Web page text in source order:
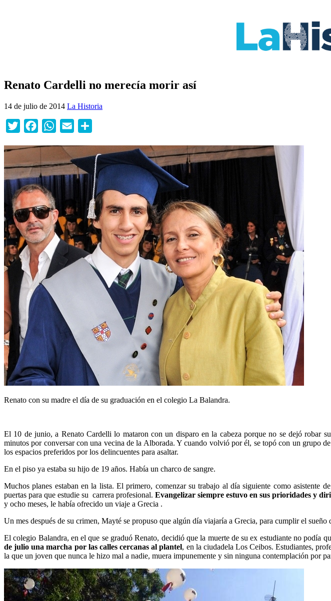
Renato Cardelli no merecía morir así
14 de julio de 2014 La Historia
Twitter FacebookWhatsApp
Email
Renato con su madre el día de su graduación en el colegio La Balandra.
El 10 de junio, a Renato Cardelli lo mataron con un disparo en la cabeza porque no se dejó robar
minutos por conversar con una vecina de la Alborada. Y cuando volvió por él, se topó con un grupo
los espacios preferidos por los delincuentes para asaltar.
En el piso ya estaba su hijo de 19 años. Había un charco de sangre.
Muchos planes estaban en la lista. El primero, comenzar su trabajo al día siguiente como asistente
puertas para que estudie su carrera profesional. Evangelizar siempre estuvo en sus prioridades y
y ocho meses, le había ofrecido un viaje a Grecia .
Un mes después de su crimen, Mayté se propuso que algún día viajaría a Grecia, para cumplir el sueño
El colegio Balandra, en el que se graduó Renato, decidió que la muerte de su ex estudiante no podía
de julio una marcha por las calles cercanas al plantel, en la ciudadela Los Ceibos. Estudiantes,
la que un joven que nunca le hizo mal a nadie, muera impunemente y sin ninguna contemplación por